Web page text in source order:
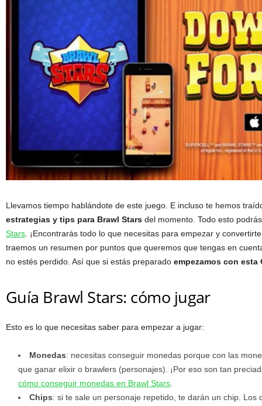
Llevamos tiempo hablándote de este juego. E incluso te hemos
estrategias y tips para Brawl Stars del momento. Todo esto
Stars. ¡Encontrarás todo lo que necesitas para empezar y
traemos un resumen por puntos que queremos que tengas en
no estés perdido. Así que si estás preparado empezamos con esta
Guía Brawl Stars: cómo jugar
Esto es lo que necesitas saber para empezar a jugar:
Monedas: necesitas conseguir monedas porque con las
que ganar elixir o brawlers (personajes). ¡Por eso son tan
cómo conseguir monedas en Brawl Stars.
Chips: si te sale un personaje repetido, te darán un chip. Los